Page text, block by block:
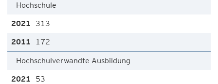
Hochschule
313
172
Hochschulverwandte Ausbildung
53